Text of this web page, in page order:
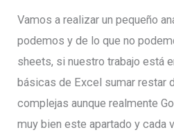
Vamos a realizar un pequeño
podemos y de lo que no
sheets, si nuestro trabajo está
básicas de Excel sumar restar
complejas aunque realmente
muy bien este apartado y cada